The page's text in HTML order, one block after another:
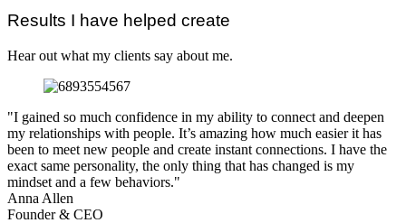
Results I have helped create
Hear out what my clients say about me.
"I gained so much confidence in my ability to connect and deepen
my relationships with people. It’s amazing how much easier it has
been to meet new people and create instant connections. I have the
exact same personality, the only thing that has changed is my
mindset and a few behaviors."
Anna Allen
Founder & CEO